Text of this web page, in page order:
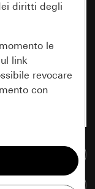
diritti degli
le
link
revocare
con
la